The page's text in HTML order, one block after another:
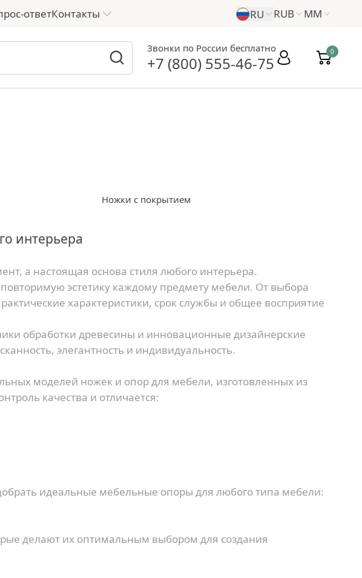
ответКонтакты RU RUB ММ
Звонки по России бесплатно
+7 (800) 555-46-75
0
Ножки с покрытием
интерьера
а настоящая основа стиля любого интерьера.
эстетику каждому предмету мебели. От выбора
характеристики, срок службы и общее восприятие
обработки древесины и инновационные дизайнерские
элегантность и индивидуальность.
моделей ножек и опор для мебели, изготовленных из
качества и отличается:
идеальные мебельные опоры для любого типа мебели:
делают их оптимальным выбором для создания